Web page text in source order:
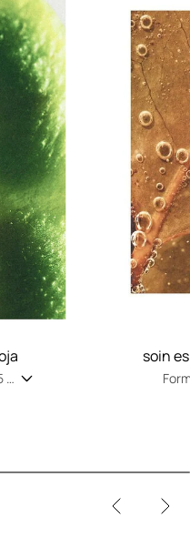
fl
soin